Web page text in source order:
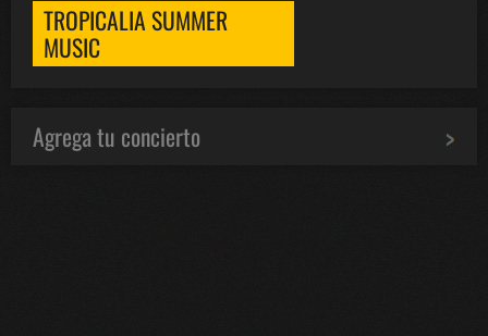
TROPICALIA SUMMER
MUSIC
Agrega tu concierto